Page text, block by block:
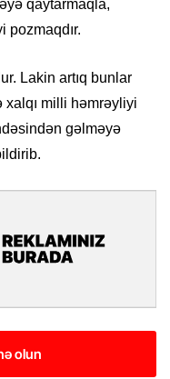
qaytarmaqla,
pozmaqdır.
Lakin artıq bunlar
milli həmrəyliyi
gəlməyə
olun